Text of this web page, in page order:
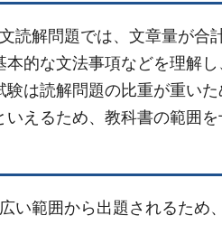
読解問題では、文章量が合
本的な文法事項などを理解
験は読解問題の比重が重い
えるため、教科書の範囲
い範囲から出題されるた